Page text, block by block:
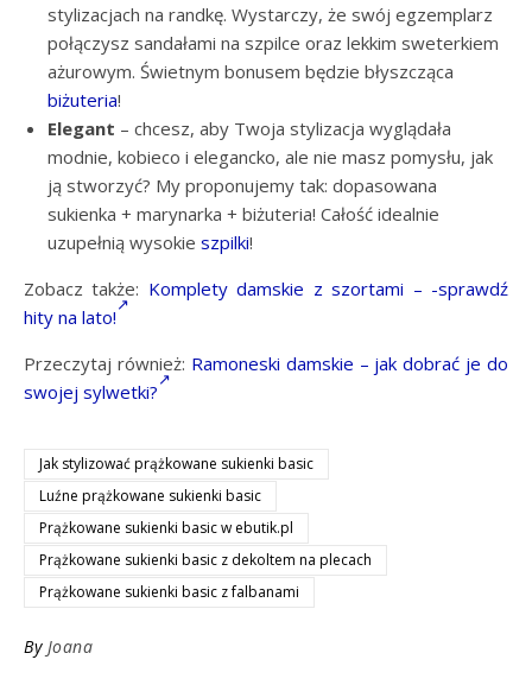
stylizacjach na randkę. Wystarczy, że swój egzemplarz
połączysz sandałami na szpilce oraz lekkim sweterkiem
ażurowym. Świetnym bonusem będzie błyszcząca
biżuteria!
Elegant – chcesz, aby Twoja stylizacja wyglądała
modnie, kobieco i elegancko, ale nie masz pomysłu, jak
ją stworzyć? My proponujemy tak: dopasowana
sukienka + marynarka + biżuteria! Całość idealnie
uzupełnią wysokie szpilki!
Zobacz także: Komplety damskie z szortami – -sprawdź
hity na lato!
Przeczytaj również: Ramoneski damskie – jak dobrać je do
swojej sylwetki?
Jak stylizować prążkowane sukienki basic
Luźne prążkowane sukienki basic
Prążkowane sukienki basic w ebutik.pl
Prążkowane sukienki basic z dekoltem na plecach
Prążkowane sukienki basic z falbanami
By Joana